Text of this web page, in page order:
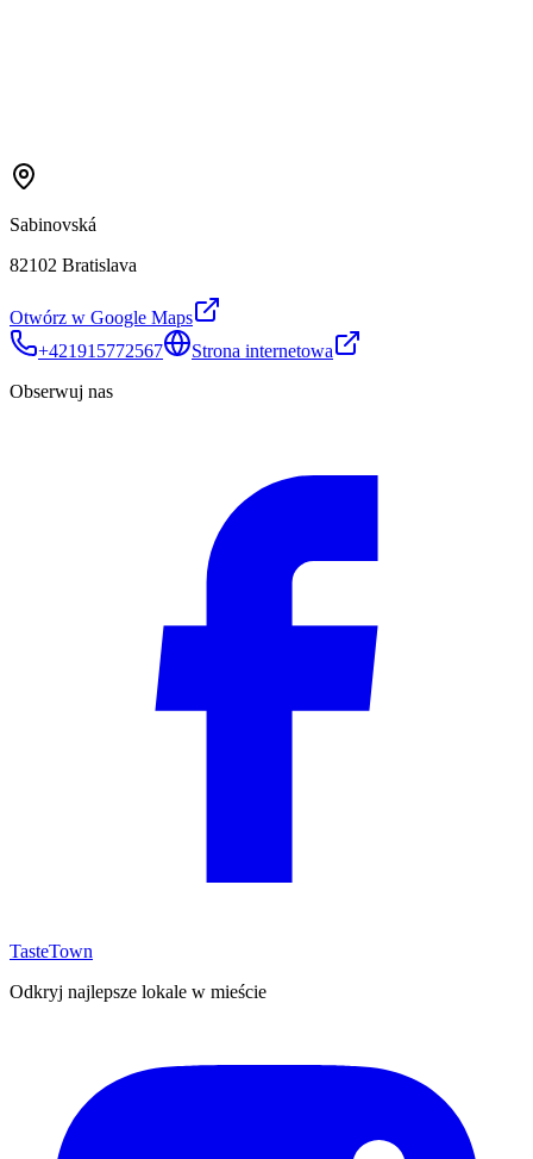
Sabinovská
82102 Bratislava
Otwórz w Google Maps
+421915772567
Strona internetowa
Obserwuj nas
TasteTown
Odkryj najlepsze lokale w mieście